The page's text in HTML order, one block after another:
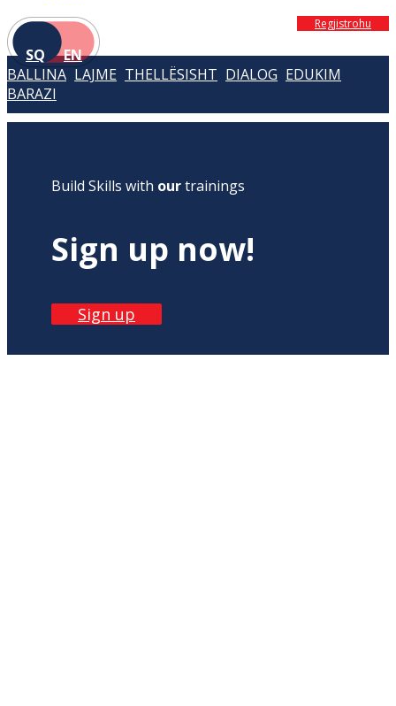
SQ EN
Regjistrohu
BALLINA LAJME THELLËSISHT DIALOG EDUKIM
BARAZI
Build Skills with ourtrainings
Sign up now!
Sign up